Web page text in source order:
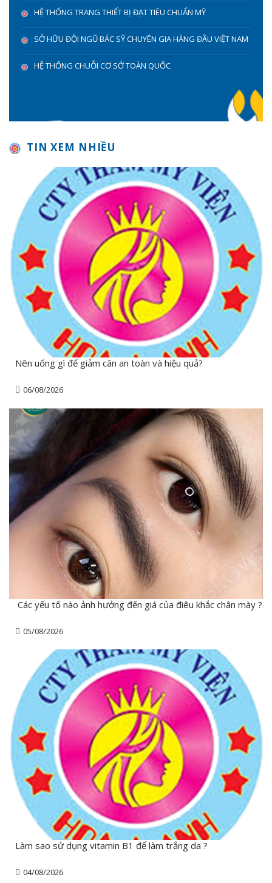
HỆ THỐNG TRANG THIẾT BỊ ĐẠT TIÊU CHUẨN MỸ
SỞ HỮU ĐỘI NGŨ BÁC SỸ CHUYÊN GIA HÀNG ĐẦU VIỆT NAM
HỆ THỐNG CHUỖI CƠ SỞ TOÀN QUỐC
TIN XEM NHIỀU
Nên uống gì để giảm cân an toàn và hiệu quả?
06/08/2026
Các yếu tố nào ảnh hưởng đến giá của điêu khắc chân mày ?
05/08/2026
Làm sao sử dụng vitamin B1 để làm trắng da ?
04/08/2026